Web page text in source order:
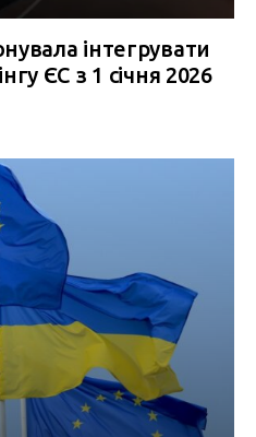
інтегрувати
ЄС з 1 січня 2026